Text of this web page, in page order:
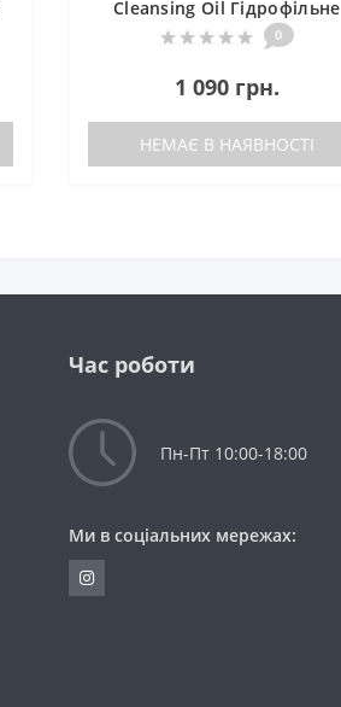
Cleansing Oil Гідрофільне
масло з пробіотиками
0
1 090 грн.
НЕМАЄ В НАЯВНОСТІ
Час роботи
Пн-Пт 10:00-18:00
Ми в соціальних мережах: